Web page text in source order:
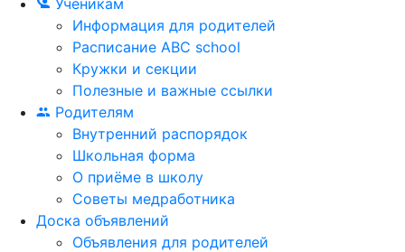
Ученикам
Информация для родителей
Расписание ABC school
Кружки и секции
Полезные и важные ссылки
Родителям
Внутренний распорядок
Школьная форма
О приёме в школу
Советы медработника
Доска объявлений
Объявления для родителей